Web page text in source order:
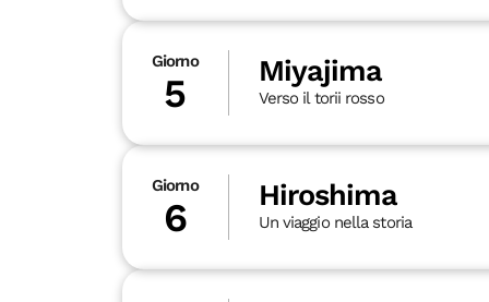
Giorno
5 Miyajima
Verso il torii rosso
Giorno
6 Hiroshima
Un viaggio nella storia